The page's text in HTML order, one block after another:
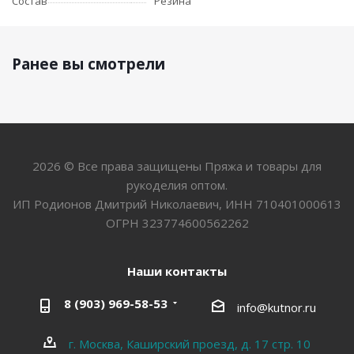
Ранее вы смотрели
2026 © Все права защищены Пряжа и товары для
рукоделия оптом.
ИП Родионов Дмитрий Николаевич, ИНН 710401000613
ОГРН 323774600562262
Наши контакты
8 (903) 969-58-53 info@kutnor.ru
г. Москва, Каширский проезд, д. 17 стр. 10